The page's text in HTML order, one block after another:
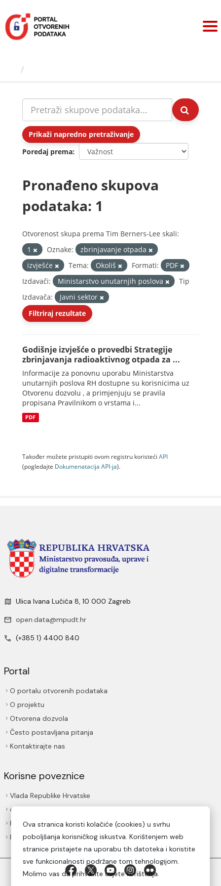
sadržaj
Prikaži napredno pretraživanje
Poredaj prema
Pronađeno skupova
podataka: 1
Otvorenost skupa prema Tim Berners-Lee skali:
1
Oznake:
zbrinjavanje otpada
izvješće
Tema: Okoliš Formati:
PDF
Izdavači:
Ministarstvo unutarnjih poslova
Tip
Izdavača:
Javni sektor
Filtriraj rezultate
Godišnje izvješće o provedbi Strategije
zbrinjavanja radioaktivnog otpada za ...
Informacije za ponovnu uporabu Ministarstva
unutarnjih poslova RH dostupne su korisnicima uz
Otvorenu dozvolu , a primjenjuju se pravila
propisana Pravilnikom o vrstama i...
PDF
Također možete pristupiti ovom registru koristeći API
(pogledajte Dokumenаtаcijа API-jа).